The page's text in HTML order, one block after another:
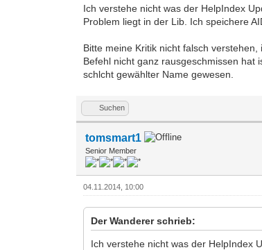
Ich verstehe nicht was der HelpIndex
Problem liegt in der Lib. Ich speichere
Bitte meine Kritik nicht falsch
Befehl nicht ganz rausgeschmissen hat
schlcht gewählter Name gewesen.
Suchen
tomsmart1
Senior Member
04.11.2014, 10:00
Der Wanderer schrieb:
Ich verstehe nicht was der HelpIndex